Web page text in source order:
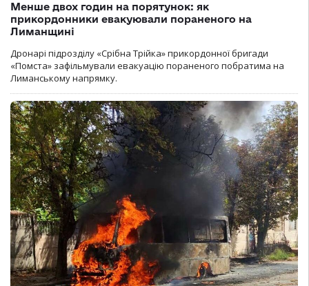
Менше двох годин на порятунок: як
прикордонники евакуювали пораненого на
Лиманщині
Дронарі підрозділу «Срібна Трійка» прикордонної бригади
«Помста» зафільмували евакуацію пораненого побратима на
Лиманському напрямку.